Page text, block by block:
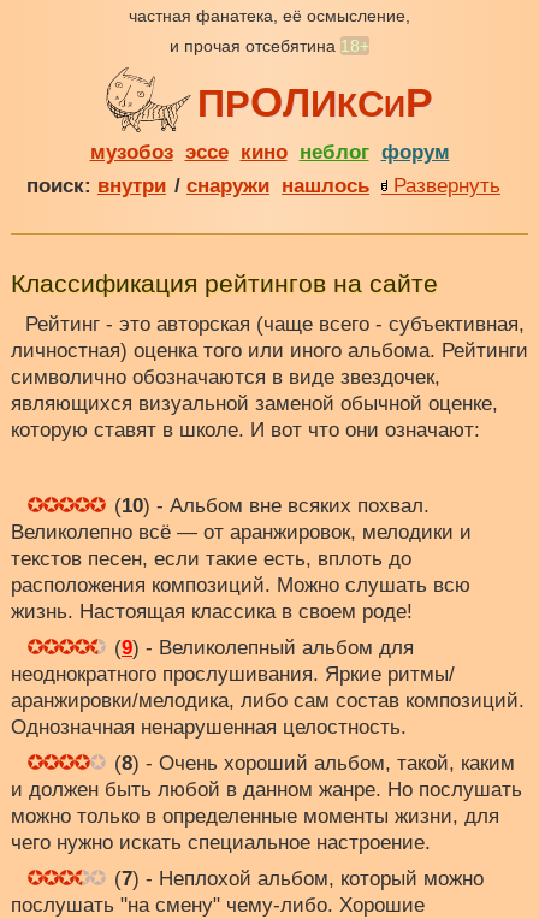
частная фанатека, её осмысление,
и прочая отсебятина 18+
ПРОЛИКСИР
музобоз эссе кино неблог форум
поиск: внутри / снаружи нашлось Развернуть
Классификация рейтингов на сайте
Рейтинг - это авторская (чаще всего - субъективная,
личностная) оценка того или иного альбома. Рейтинги
символично обозначаются в виде звездочек,
являющихся визуальной заменой обычной оценке,
которую ставят в школе. И вот что они означают:
(10) - Альбом вне всяких похвал.
Великолепно всё — от аранжировок, мелодики и
текстов песен, если такие есть, вплоть до
расположения композиций. Можно слушать всю
жизнь. Настоящая классика в своем роде!
(9) - Великолепный альбом для
неоднократного прослушивания. Яркие ритмы/
аранжировки/мелодика, либо сам состав композиций.
Однозначная ненарушенная целостность.
(8) - Очень хороший альбом, такой, каким
и должен быть любой в данном жанре. Но послушать
можно только в определенные моменты жизни, для
чего нужно искать специальное настроение.
(7) - Неплохой альбом, который можно
послушать "на смену" чему-либо. Хорошие